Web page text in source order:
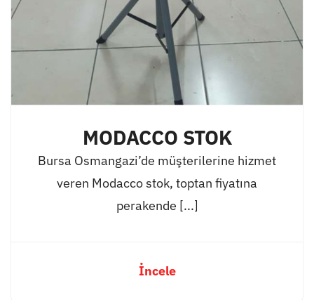
MODACCO STOK
Bursa Osmangazi’de müşterilerine hizmet
veren Modacco stok, toptan fiyatına
perakende [...]
İncele